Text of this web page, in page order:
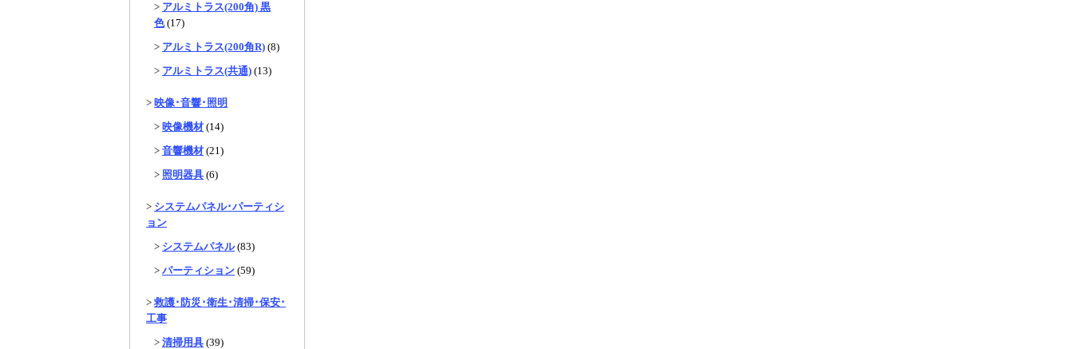
> アルミトラス(200角) 黒
色(17)
> アルミトラス(200角R) (8)
> アルミトラス(共通) (13)
> 映像･音響･照明
> 映像機材 (14)
> 音響機材 (21)
> 照明器具 (6)
> システムパネル･パーティシ
ョン
> システムパネル(83)
> パーティション (59)
> 救護･防災･衛生･清掃･保安･
工事
> 清掃用具 (39)